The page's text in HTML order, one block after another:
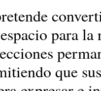
para
que